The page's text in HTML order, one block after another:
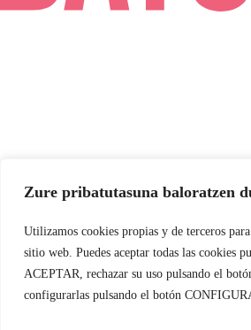
Zure pribatutasuna baloratzen
Utilizamos cookies propias y de terceros
sitio web. Puedes aceptar todas las cookies
ACEPTAR, rechazar su uso pulsando el
configurarlas pulsando el botón